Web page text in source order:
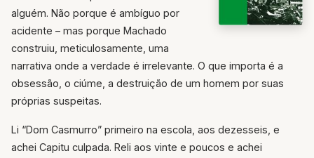
alguém. Não porque é ambíguo por
acidente – mas porque Machado
construiu, meticulosamente, uma
narrativa onde a verdade é irrelevante. O que importa é a
obsessão, o ciúme, a destruição de um homem por suas
próprias suspeitas.
Li “Dom Casmurro” primeiro na escola, aos dezesseis, e
achei Capitu culpada. Reli aos vinte e poucos e achei